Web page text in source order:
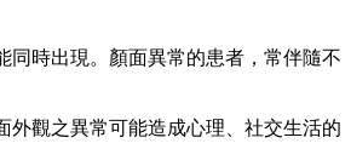
同時出現。顏面異常的患者，常伴隨不
外觀之異常可能造成心理、社交生活的